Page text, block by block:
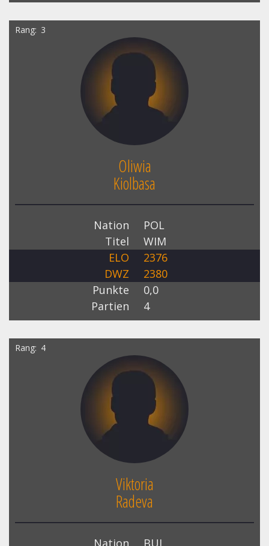
Rang 3
Oliwia
Kiolbasa
Nation
POL
Titel
WIM
ELO
2376
DWZ
2380
Punkte
0,0
Partien
4
Rang 4
Viktoria
Radeva